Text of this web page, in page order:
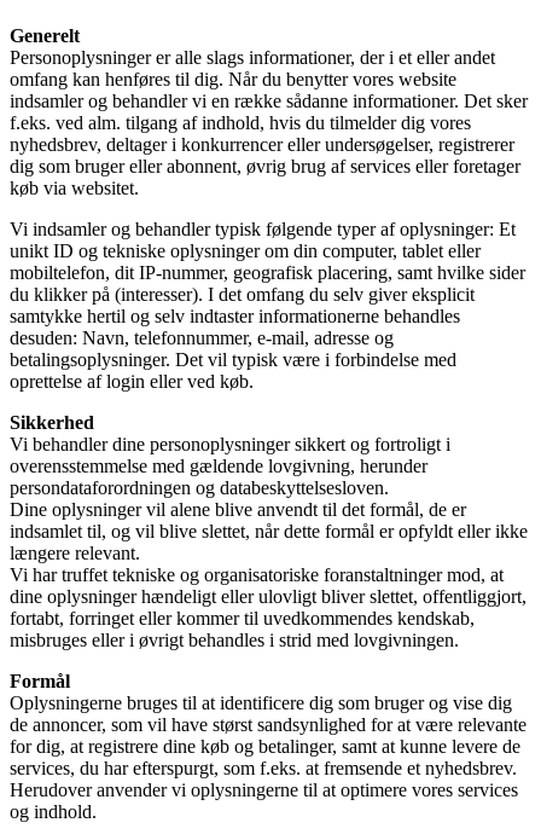
Generelt
Personoplysninger er alle slags informationer, der i et eller andet
omfang kan henføres til dig. Når du benytter vores website
indsamler og behandler vi en række sådanne informationer. Det sker
f.eks. ved alm. tilgang af indhold, hvis du tilmelder dig vores
nyhedsbrev, deltager i konkurrencer eller undersøgelser, registrerer
dig som bruger eller abonnent, øvrig brug af services eller foretager
køb via websitet.
Vi indsamler og behandler typisk følgende typer af oplysninger: Et
unikt ID og tekniske oplysninger om din computer, tablet eller
mobiltelefon, dit IP-nummer, geografisk placering, samt hvilke sider
du klikker på (interesser). I det omfang du selv giver eksplicit
samtykke hertil og selv indtaster informationerne behandles
desuden: Navn, telefonnummer, e-mail, adresse og
betalingsoplysninger. Det vil typisk være i forbindelse med
oprettelse af login eller ved køb.
Sikkerhed
Vi behandler dine personoplysninger sikkert og fortroligt i
overensstemmelse med gældende lovgivning, herunder
persondataforordningen og databeskyttelsesloven.
Dine oplysninger vil alene blive anvendt til det formål, de er
indsamlet til, og vil blive slettet, når dette formål er opfyldt eller ikke
længere relevant.
Vi har truffet tekniske og organisatoriske foranstaltninger mod, at
dine oplysninger hændeligt eller ulovligt bliver slettet, offentliggjort,
fortabt, forringet eller kommer til uvedkommendes kendskab,
misbruges eller i øvrigt behandles i strid med lovgivningen.
Formål
Oplysningerne bruges til at identificere dig som bruger og vise dig
de annoncer, som vil have størst sandsynlighed for at være relevante
for dig, at registrere dine køb og betalinger, samt at kunne levere de
services, du har efterspurgt, som f.eks. at fremsende et nyhedsbrev.
Herudover anvender vi oplysningerne til at optimere vores services
og indhold.